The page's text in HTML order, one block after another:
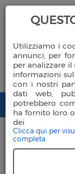
Utilizziamo i
annunci, per
per analizzare
informazioni
con i nostri
dati web,
potrebbero
ha fornito loro
dei
Clicca qui per
completa